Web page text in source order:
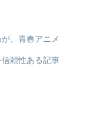
、青春アニメ
頼性ある記事